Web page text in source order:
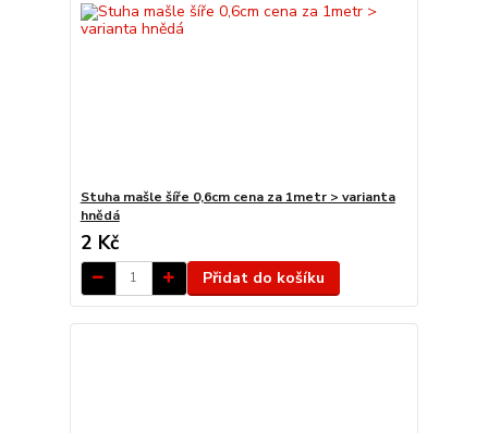
Stuha mašle šíře 0,6cm cena za 1metr > varianta
hnědá
2 Kč
Přidat do košíku